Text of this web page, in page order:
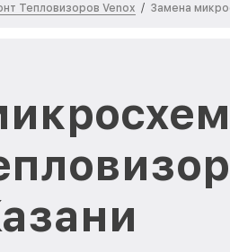
Тепловизоров Venox / Замена